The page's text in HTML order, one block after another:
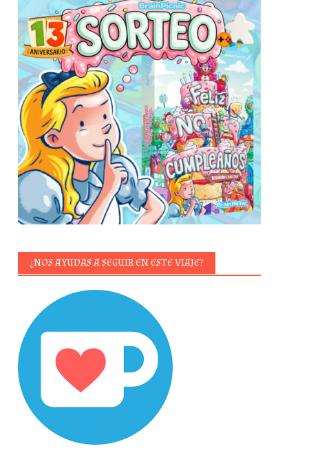
¿NOS AYUDAS A SEGUIR EN ESTE VIAJE?